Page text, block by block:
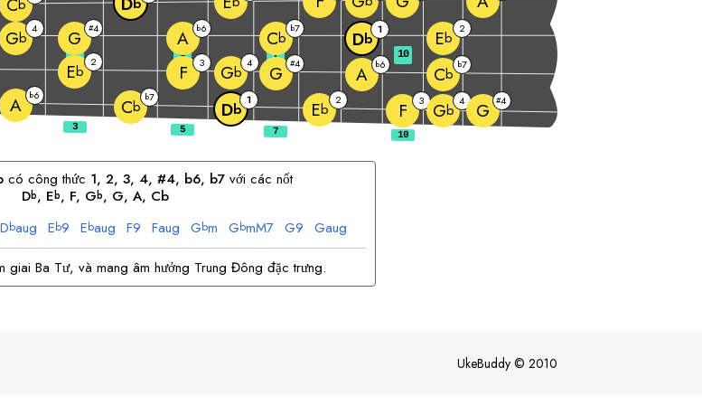
A b6
Cb
b7
Db 1 Eb 2 F 3 Gb 4 G #4
Eb 2 F 3 Gb 4 G #4 A b6 Cb
b7
Gb 4 G #4 A b6 Cb
b7 Db 1 Eb 2
b
3 5 7 10
có công thức 1, 2, 3, 4, #4, b6, b7 với các nốt
Db, Eb, F, Gb, G, A, Cb
Dbaug Eb9 Ebaug F9 Faug Gbm GbmM7 G9 Gaug
giai Ba Tư, và mang âm hưởng Trung Đông đặc trưng.
UkeBuddy © 2010